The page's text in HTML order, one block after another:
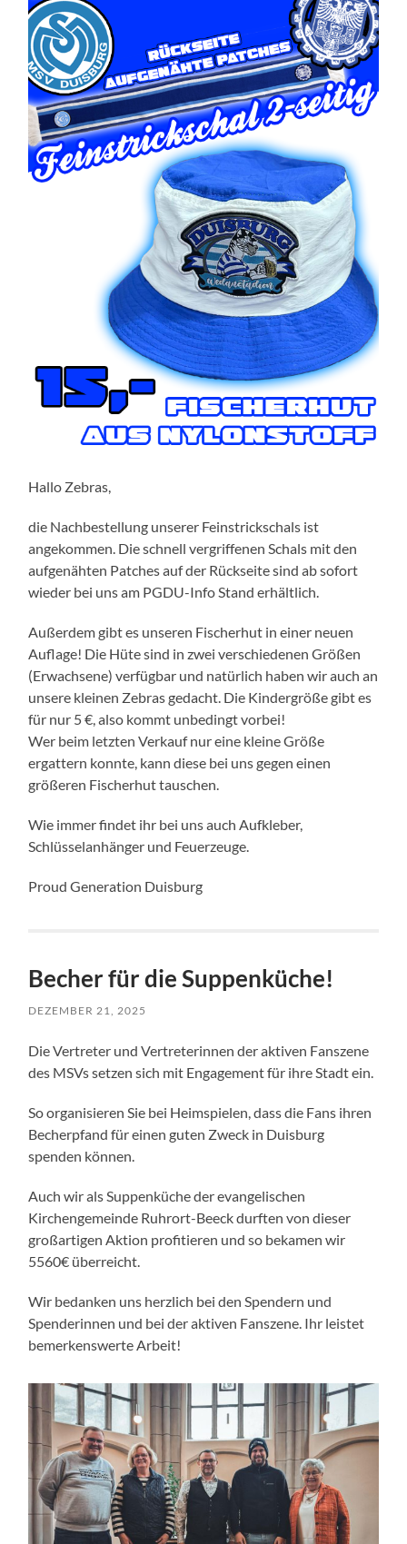
Hallo Zebras,
die Nachbestellung unserer Feinstrickschals ist
angekommen. Die schnell vergriffenen Schals mit den
aufgenähten Patches auf der Rückseite sind ab sofort
wieder bei uns am PGDU-Info Stand erhältlich.
Außerdem gibt es unseren Fischerhut in einer neuen
Auflage! Die Hüte sind in zwei verschiedenen Größen
(Erwachsene) verfügbar und natürlich haben wir auch an
unsere kleinen Zebras gedacht. Die Kindergröße gibt es
für nur 5 €, also kommt unbedingt vorbei!
Wer beim letzten Verkauf nur eine kleine Größe
ergattern konnte, kann diese bei uns gegen einen
größeren Fischerhut tauschen.
Wie immer findet ihr bei uns auch Aufkleber,
Schlüsselanhänger und Feuerzeuge.
Proud Generation Duisburg
Becher für die Suppenküche!
DEZEMBER 21, 2025
Die Vertreter und Vertreterinnen der aktiven Fanszene
des MSVs setzen sich mit Engagement für ihre Stadt ein.
So organisieren Sie bei Heimspielen, dass die Fans ihren
Becherpfand für einen guten Zweck in Duisburg
spenden können.
Auch wir als Suppenküche der evangelischen
Kirchengemeinde Ruhrort-Beeck durften von dieser
großartigen Aktion profitieren und so bekamen wir
5560€ überreicht.
Wir bedanken uns herzlich bei den Spendern und
Spenderinnen und bei der aktiven Fanszene. Ihr leistet
bemerkenswerte Arbeit!